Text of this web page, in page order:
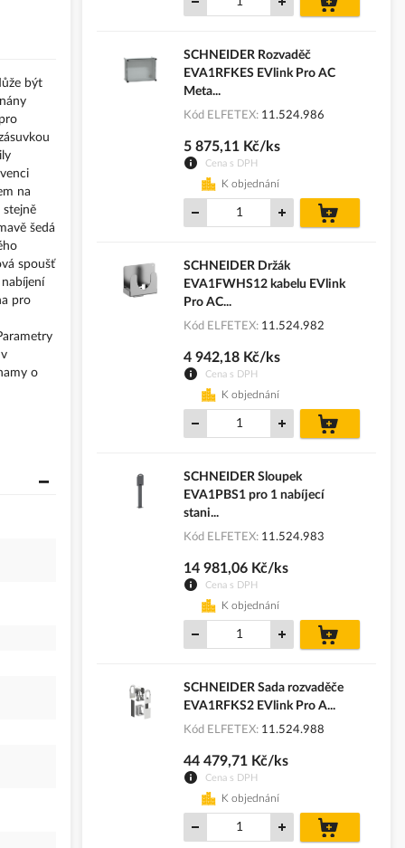
být
na
stejně
šedá
spoušť
pro
o
košíku
SCHNEIDER Rozvaděč
EVA1RFKES EVlink Pro AC
Meta...
Kód ELFETEX 11.524.986
Cena s DPH
5 875,11 Kč/ks
K objednání
košíku
SCHNEIDER Držák
EVA1FWHS12 kabelu EVlink
Pro AC...
Kód ELFETEX 11.524.982
Cena s DPH
4 942,18 Kč/ks
K objednání
košíku
SCHNEIDER Sloupek
EVA1PBS1 pro 1 nabíjecí
stani...
Kód ELFETEX 11.524.983
Cena s DPH
14 981,06 Kč/ks
K objednání
košíku
SCHNEIDER Sada rozvaděče
EVA1RFKS2 EVlink Pro A...
Kód ELFETEX 11.524.988
Cena s DPH
44 479,71 Kč/ks
K objednání
košíku